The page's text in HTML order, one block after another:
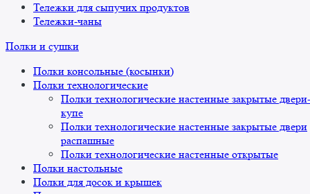
Тележки для сыпучих продуктов
Тележки-чаны
Полки и сушки
Полки консольные (косынки)
Полки технологические
Полки технологические настенные закрытые двери-
купе
Полки технологические настенные закрытые двери
распашные
Полки технологические настенные открытые
Полки настольные
Полки для досок и крышек